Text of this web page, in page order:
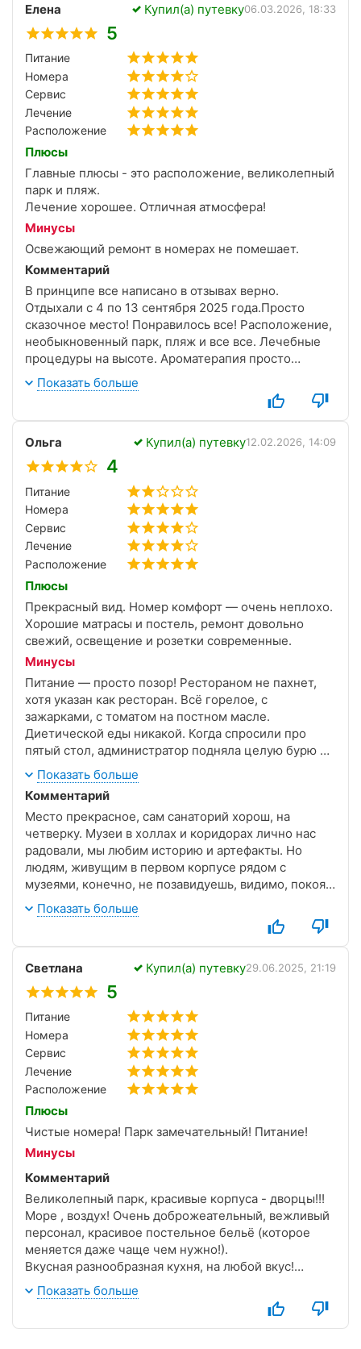
Елена Купил(а) путевку06.03.2026, 18:33
5
Питание
Номера
Сервис
Лечение
Расположение
Плюсы
Главные плюсы - это расположение, великолепный
парк и пляж.
Лечение хорошее. Отличная атмосфера!
Минусы
Освежающий ремонт в номерах не помешает.
Комментарий
В принципе все написано в отзывах верно.
Отдыхали с 4 по 13 сентября 2025 года.Просто
сказочное место! Понравилось все! Расположение,
необыкновенный парк, пляж и все все. Лечебные
процедуры на высоте. Ароматерапия просто
релакс! Ванны и гидромассаж превосходны!
Отдельное спасибо мастеру своего дела медсестре
гидромассажа Светлане, еще она нас угостила
домашним инжиром, вкуснее которого мы еще не
ели! Номер достался нам огромный, корпус 3 407.
По факту это шестой этаж, номер угловой с
огромным коридором комнатой с диваном. Вся
стена которого окно с видом на парк и боковыс
окном на Ай-Петри. Вообщем 33 удовольствия и
впечатлений. Цена? Ну да, кусается... Дюльбер, жди
нас в июле!
Показать больше
Ольга Купил(а) путевку12.02.2026, 14:09
4
Питание
Номера
Сервис
Лечение
Расположение
Плюсы
Прекрасный вид. Номер комфорт — очень неплохо.
Хорошие матрасы и постель, ремонт довольно
свежий, освещение и розетки современные.
Минусы
Питание — просто позор! Рестораном не пахнет,
хотя указан как ресторан. Всё горелое, с
зажарками, с томатом на постном масле.
Диетической еды никакой. Когда спросили про
пятый стол, администратор подняла целую бурю —
требовала предписания от врача; повар не знает,
что это такое. Мы от них едва отбились, не
хотелось скандалов. Любителям мучного и
сладкого зато раздолье — блинчики три раза в
день. Это ничего, что основной контингент
повально с диабетом и ожирением? Разве кого-то
это в санатории волнует? Что удивительно: все
остальные о питании молчат, видимо, сам факт
наличия еды уже радует.
Очень много анимации для детей, которых в наш
взрослых и чтобы это не дискотека.
Показать больше
Комментарий
Место прекрасное, сам санаторий хорош, на
четверку. Музеи в холлах и коридорах лично нас
радовали, мы любим историю и артефакты. Но
людям, живущим в первом корпусе рядом с
музеями, конечно, не позавидуешь, видимо, покоя
нет.Показать больше
Светлана Купил(а) путевку29.06.2025, 21:19
5
Питание
Номера
Сервис
Лечение
Расположение
Плюсы
Чистые номера! Парк замечательный! Питание!
Минусы
Комментарий
Великолепный парк, красивые корпуса - дворцы!!!
Море , воздух! Очень доброжеательный, вежливый
персонал, красивое постельное бельё (которое
меняется даже чаще чем нужно!).
Вкусная разнообразная кухня, на любой вкус!
Изобретательные, развлекательные программы.
Два бассейна, на улице и с подогревом в
И непонятно откуда, белая утка на берегу !!!
Показать больше